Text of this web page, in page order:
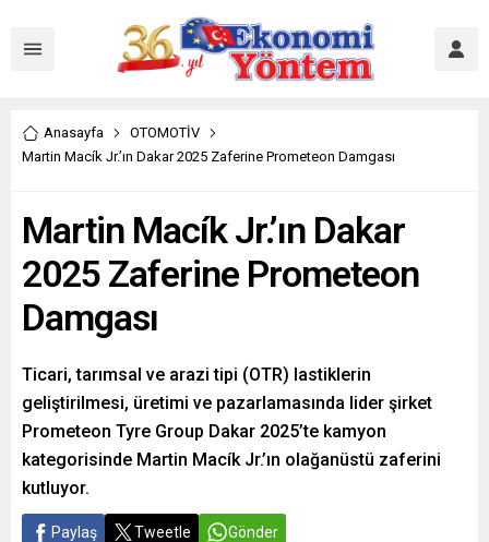
Anasayfa
OTOMOTİV
Martin Macík Jr.’ın Dakar 2025 Zaferine Prometeon Damgası
Martin Macík Jr.’ın Dakar
2025 Zaferine Prometeon
Damgası
Ticari, tarımsal ve arazi tipi (OTR) lastiklerin
geliştirilmesi, üretimi ve pazarlamasında lider şirket
Prometeon Tyre Group Dakar 2025’te kamyon
kategorisinde Martin Macík Jr.’ın olağanüstü zaferini
kutluyor.
Paylaş Tweetle Gönder